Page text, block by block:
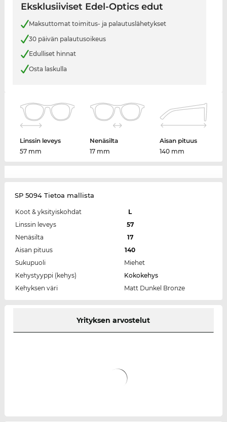
Eksklusiiviset Edel-Optics edut
Maksuttomat toimitus- ja palautuslähetykset
30 päivän palautusoikeus
Edulliset hinnat
Osta laskulla
Linssin leveys
57 mm
Nenäsilta
17 mm
Aisan pituus
140 mm
SP 5094 Tietoa mallista
Koot & yksityiskohdat
L
Linssin leveys
57
Nenäsilta
17
Aisan pituus
140
Sukupuoli
Miehet
Kehystyyppi (kehys)
Kokokehys
Kehyksen väri
Matt Dunkel Bronze
Yrityksen arvostelut